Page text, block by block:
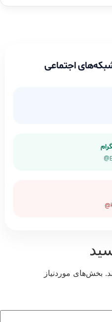
اجتماعی
بخش‌های موردنیاز